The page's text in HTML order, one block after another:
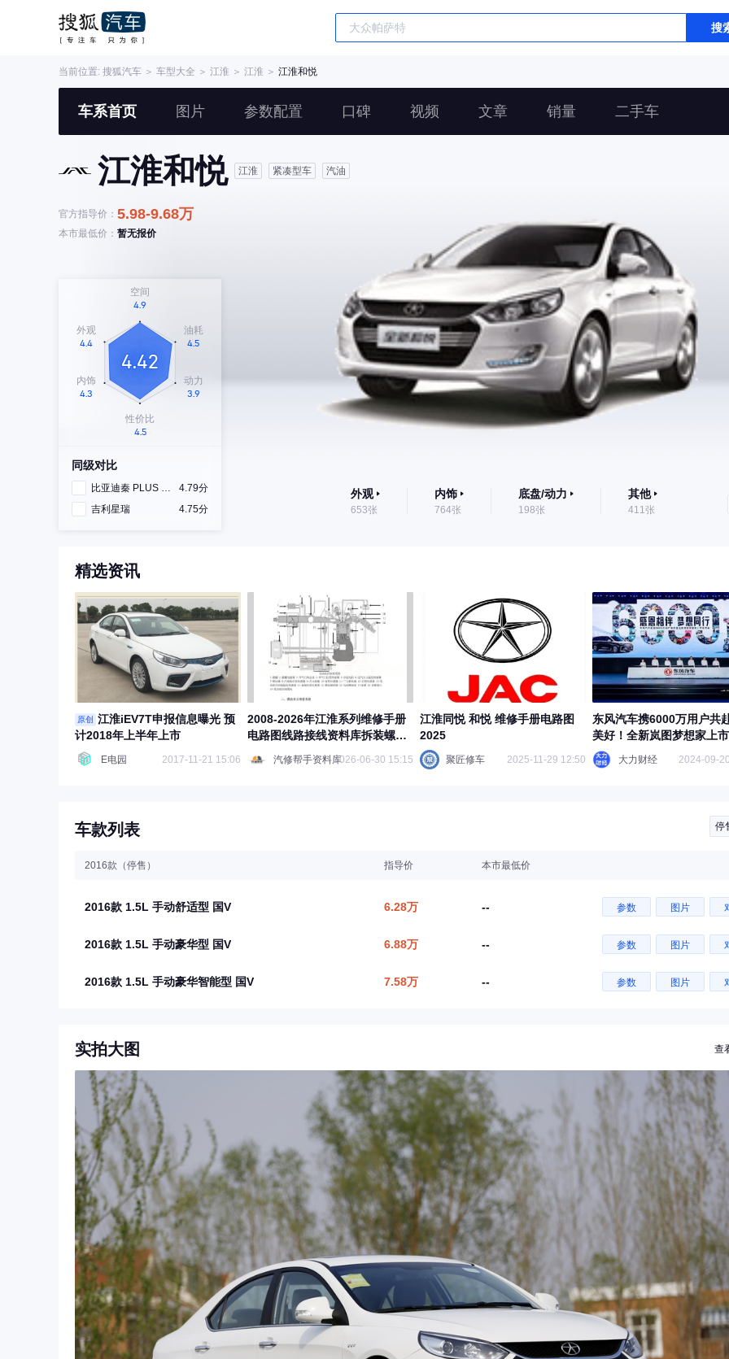
搜
当前位置: 搜狐汽车 ＞ 车型大全 ＞ 江淮 ＞ 江淮 ＞ 江淮和悦
车系首页 图片 参数配置 口碑 视频 文章 销量 二手车
江淮和悦 江淮 紧凑型车 汽油
官方指导价： 5.98-9.68万
本市最低价： 暂无报价
同级对比
比亚迪秦 PLUS DM-i
4.79分
吉利星瑞
4.75分
外观
653张
内饰
764张
底盘/动力
198张
其他
411张
精选资讯
原创
江淮iEV7T申报信息曝光 预
计2018年上半年上市
E电园 2017-11-21 15:06
2008-2026年江淮系列维修手册
电路图线路接线资料库拆装螺丝
布针脚定义发动机大修正时车身
汽修帮手资料库2026-06-30 15:15
江淮同悦 和悦 维修手册电路图
2025
聚匠修车 2025-11-29 12:50
东风汽车携6000万用户共
美好！全新岚图梦想家上市
大力财经 2024-09-
车款列表 停
2016款（停售） 指导价 本市最低价
2016款 1.5L 手动舒适型 国V 6.28万 -- 参数 图片
2016款 1.5L 手动豪华型 国V 6.88万 -- 参数 图片
2016款 1.5L 手动豪华智能型 国V 7.58万 -- 参数 图片
实拍大图 查